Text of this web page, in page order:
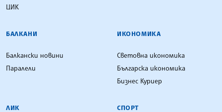
ЦИК
БАЛКАНИ
Балкански новини
Паралели
ИКОНОМИКА
Световна икономика
Българска икономика
Бизнес Куриер
ЛИК СПОРТ